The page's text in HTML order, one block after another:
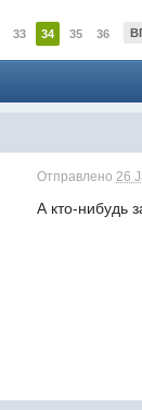
33 34 35 36
Отправлено26
А кто-нибудь